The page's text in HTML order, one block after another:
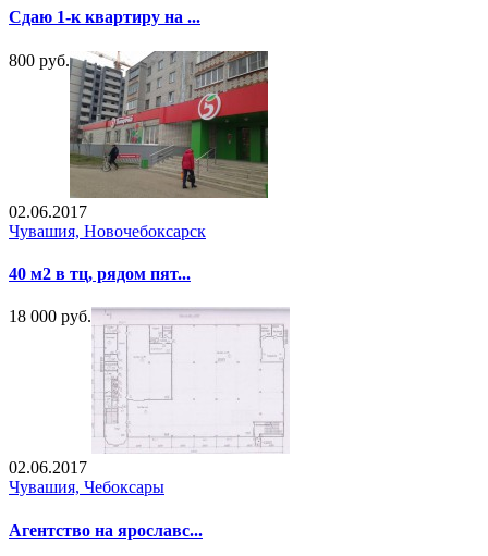
Сдаю 1-к квартиру на ...
800 руб.
02.06.2017
Чувашия, Новочебоксарск
40 м2 в тц, рядом пят...
18 000 руб.
02.06.2017
Чувашия, Чебоксары
Агентство на ярославс...